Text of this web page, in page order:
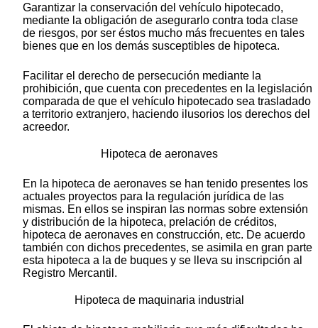
Garantizar la conservación del vehículo hipotecado,
mediante la obligación de asegurarlo contra toda clase
de riesgos, por ser éstos mucho más frecuentes en tales
bienes que en los demás susceptibles de hipoteca.
Facilitar el derecho de persecución mediante la
prohibición, que cuenta con precedentes en la legislación
comparada de que el vehículo hipotecado sea trasladado
a territorio extranjero, haciendo ilusorios los derechos del
acreedor.
Hipoteca de aeronaves
En la hipoteca de aeronaves se han tenido presentes los
actuales proyectos para la regulación jurídica de las
mismas. En ellos se inspiran las normas sobre extensión
y distribución de la hipoteca, prelación de créditos,
hipoteca de aeronaves en construcción, etc. De acuerdo
también con dichos precedentes, se asimila en gran parte
esta hipoteca a la de buques y se lleva su inscripción al
Registro Mercantil.
Hipoteca de maquinaria industrial